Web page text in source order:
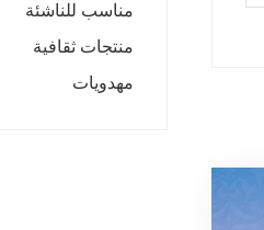
مناسب للناشئة
منتجات ثقافية
مهدويات